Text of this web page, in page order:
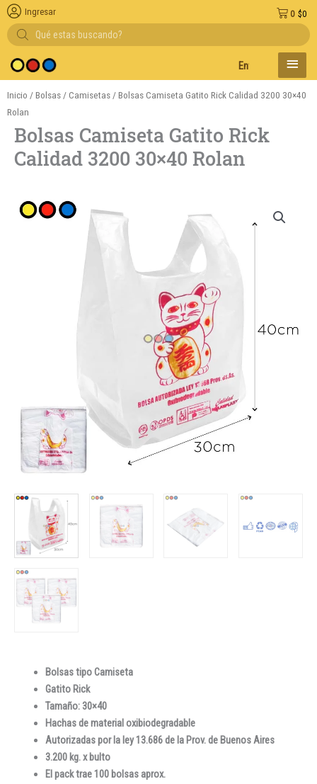
Búsqueda
de
productos
Entregas en el día en
$0
0
Ingresar
MENÚ
Inicio / Bolsas / Camisetas / Bolsas Camiseta Gatito Rick Calidad 3200 30×40
Rolan
Bolsas Camiseta Gatito Rick
Calidad 3200 30×40 Rolan
Bolsas tipo Camiseta
Gatito Rick
Tamaño: 30×40
Hachas de material oxibiodegradable
Autorizadas por la ley 13.686 de la Prov. de Buenos Aires
3.200 kg. x bulto
El pack trae 100 bolsas aprox.